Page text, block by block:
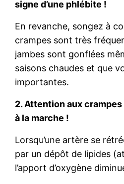
signe d’une phlébite !
En revanche, songez à
crampes sont très
jambes sont gonflées
saisons chaudes et que
importantes.
2. Attention aux
à la marche !
Lorsqu’une artère se
par un dépôt de lipides
l’apport d’oxygène